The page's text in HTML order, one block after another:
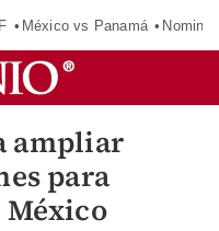
México vs Panamá
ampliar
para